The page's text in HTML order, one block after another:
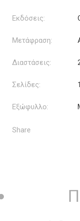
Εκδόσεις:
Μετάφραση:
Διαστάσεις:
Σελίδες:
Εξώφυλλο:
Share